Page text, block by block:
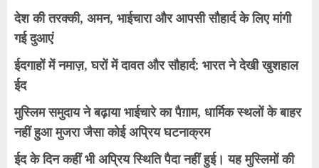
देश की तरक्की, अमन, भाईचारा और आपसी सौहार्द के लिए मांगी
गई दुआएं
ईदगाहों में नमाज़, घरों में दावत और सौहार्द: भारत ने देखी खुशहाल
ईद
मुस्लिम समुदाय ने बढ़ाया भाईचारे का पैग़ाम, धार्मिक स्थलों के बाहर
नहीं हुआ मुजरा जैसा कोई अप्रिय घटनाक्रम
ईद के दिन कहीं भी अप्रिय स्थिति पैदा नहीं हुई। यह मुस्लिमों की